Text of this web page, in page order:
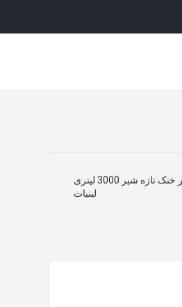
تجهیزات برودتی شیر خنک تازه شیر 3000 لیتری
لبنیات